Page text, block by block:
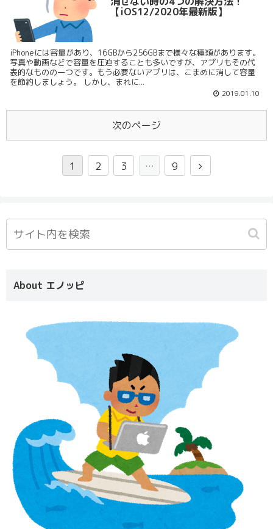
【iOS12/2020年最新版】
iPhoneには容量があり、16GBから256GBまで様々な種類があります。
写真や動画などで容量を圧迫することも多いですが、アプリもその代
表的なものの一つです。もう必要ないアプリは、こまめに消して容量
を節約しましょう。 しかし、まれに...
2019.01.10
次のページ
1 2 3 … 9
About エノッピ